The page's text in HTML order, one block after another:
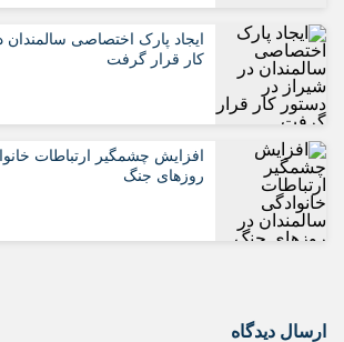
ایجاد پارک اختصاصی سالمندان
کار قرار گرفت
افزایش چشمگیر ارتباطات
روزهای جنگ
ارسال دیدگاه